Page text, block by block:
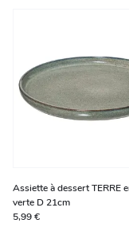
Assiette à dessert TERRE
verte D 21cm
5,99 €